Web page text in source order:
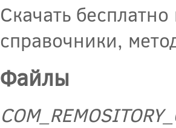
Скачать
справочники,
Файлы